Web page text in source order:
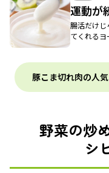
運動が
腸活だけじ
てくれるヨ
豚こま切れ肉の人
野菜の炒
シ